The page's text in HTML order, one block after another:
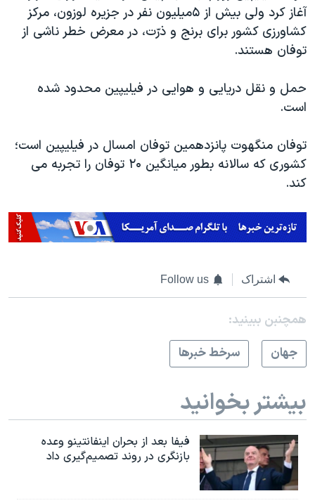
آغاز کرد ولی بیش از ۵میلیون نفر در جزیره لوزون، مرکز
کشاورزی کشور برای برنج و ذرّت، در معرض خطر ناشی از
توفان هستند.
حمل و نقل دریایی و هوایی در فیلیپین محدود شده
است.
توفان منگهوت پانزدهمین توفان امسال در فیلیپین است؛
کشوری که سالانه بطور میانگین ۲۰ توفان را تجربه می
کند.
اشتراک Follow us
همچنبن ببینید:
جهان
سرخط خبرها
بیشتر بخوانید
فیفا بعد از بحران اینفانتینو وعده
بازنگری در روند تصمیم‌گیری داد